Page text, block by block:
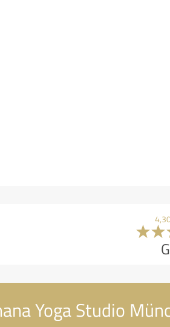
Yoga Studio